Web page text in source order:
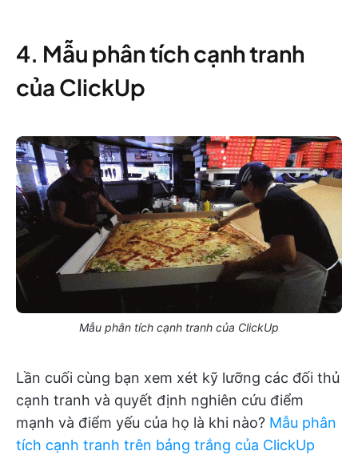
4. Mẫu phân tích cạnh tranh
của ClickUp
Mẫu phân tích cạnh tranh của ClickUp
Lần cuối cùng bạn xem xét kỹ lưỡng các đối thủ
cạnh tranh và quyết định nghiên cứu điểm
mạnh và điểm yếu của họ là khi nào? Mẫu phân
tích cạnh tranh trên bảng trắng của ClickUp